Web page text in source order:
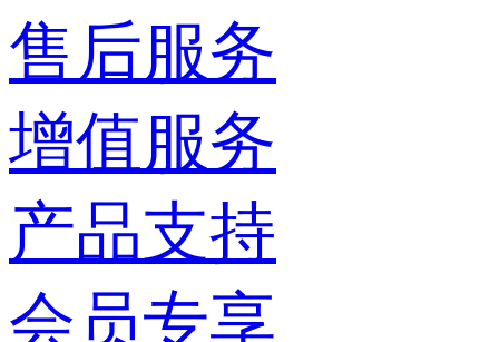
售后服务
增值服务
产品支持
会员专享